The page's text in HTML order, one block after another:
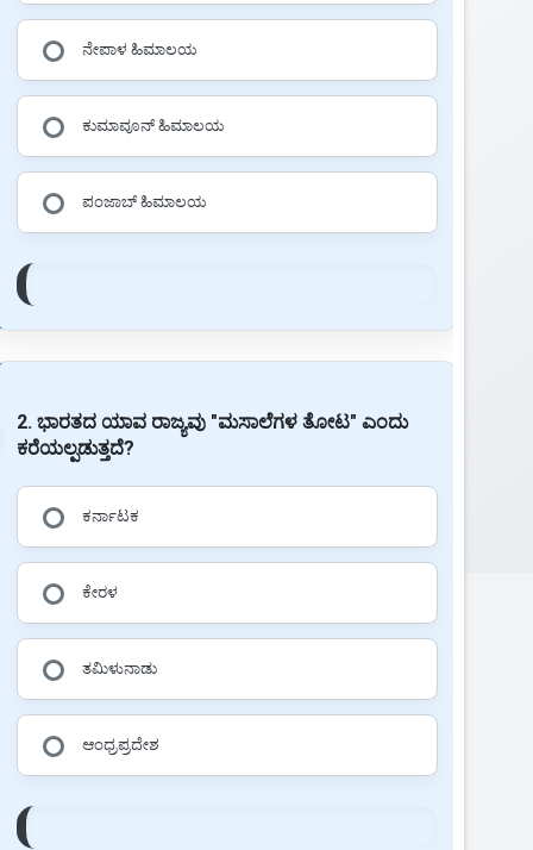
ನೇಪಾಳ ಹಿಮಾಲಯ
ಕುಮಾವೂನ್ ಹಿಮಾಲಯ
ಪಂಜಾಬ್ ಹಿಮಾಲಯ
2. ಭಾರತದ ಯಾವ ರಾಜ್ಯವು "ಮಸಾಲೆಗಳ ತೋಟ" ಎಂದು
ಕರೆಯಲ್ಪಡುತ್ತದೆ?
ಕರ್ನಾಟಕ
ಕೇರಳ
ತಮಿಳುನಾಡು
ಆಂಧ್ರಪ್ರದೇಶ